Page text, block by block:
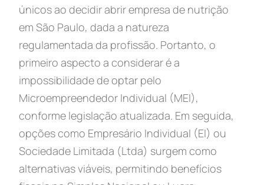
únicos ao decidir abrir empresa de nutrição
em São Paulo, dada a natureza
regulamentada da profissão. Portanto, o
primeiro aspecto a considerar é a
impossibilidade de optar pelo
Microempreendedor Individual (MEI),
conforme legislação atualizada. Em seguida,
opções como Empresário Individual (EI) ou
Sociedade Limitada (Ltda) surgem como
alternativas viáveis, permitindo benefícios